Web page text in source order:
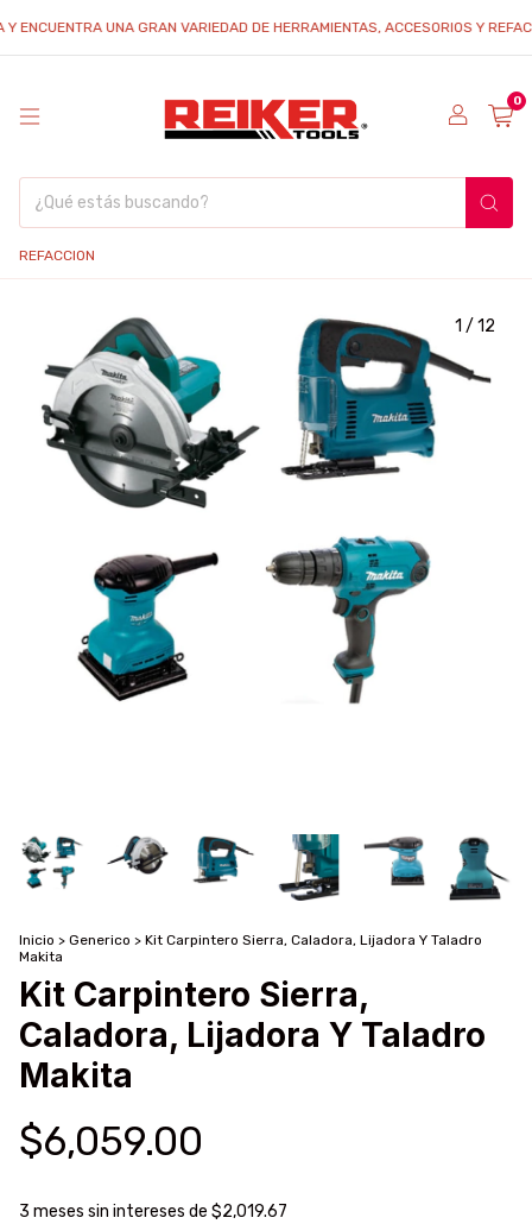
UNA GRAN VARIEDAD DE HERRAMIENTAS, ACCESORIOS Y
0
REFACCION
1 / 12
Inicio > Generico > Kit Carpintero Sierra, Caladora, Lijadora Y Taladro
Makita
Kit Carpintero Sierra,
Caladora, Lijadora Y Taladro
Makita
$6,059.00
3 meses sin intereses de $2,019.67